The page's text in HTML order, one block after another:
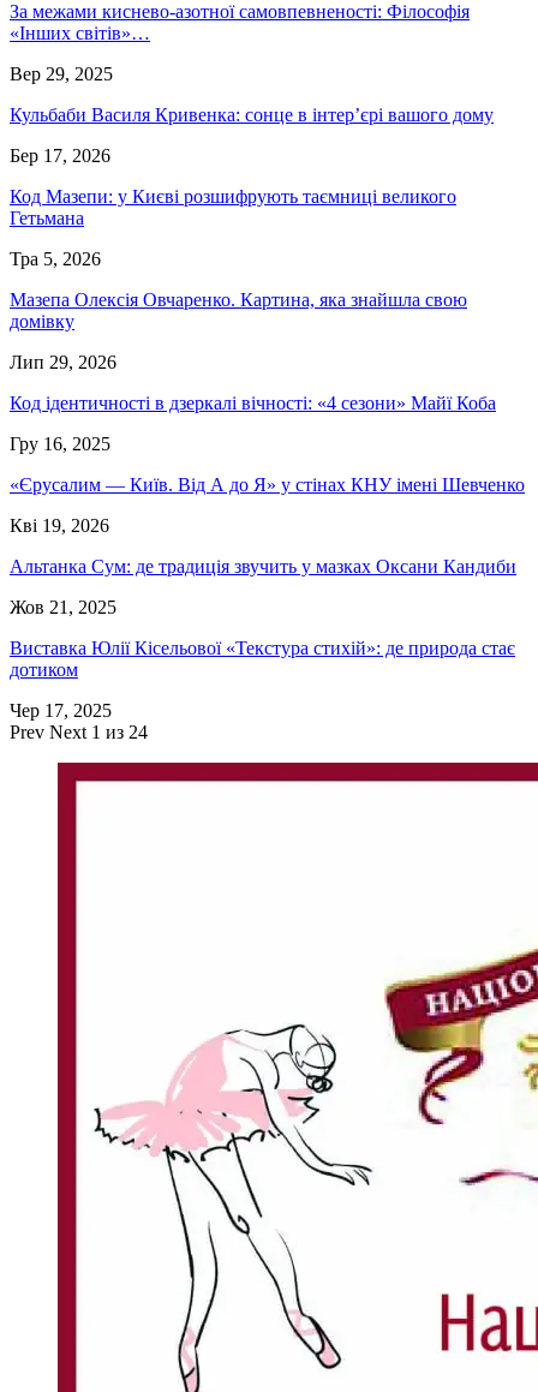
За межами киснево-азотної самовпевненості: Філософія
«Інших світів»…
Вер 29, 2025
Кульбаби Василя Кривенка: сонце в інтер’єрі вашого дому
Бер 17, 2026
Код Мазепи: у Києві розшифрують таємниці великого
Гетьмана
Тра 5, 2026
Мазепа Олексія Овчаренко. Картина, яка знайшла свою
домівку
Лип 29, 2026
Код ідентичності в дзеркалі вічності: «4 сезони» Майї Коба
Гру 16, 2025
«Єрусалим — Київ. Від А до Я» у стінах КНУ імені Шевченко
Кві 19, 2026
Альтанка Сум: де традиція звучить у мазках Оксани Кандиби
Жов 21, 2025
Виставка Юлії Кісельової «Текстура стихій»: де природа стає
дотиком
Чер 17, 2025
Prev Next 1 из 24